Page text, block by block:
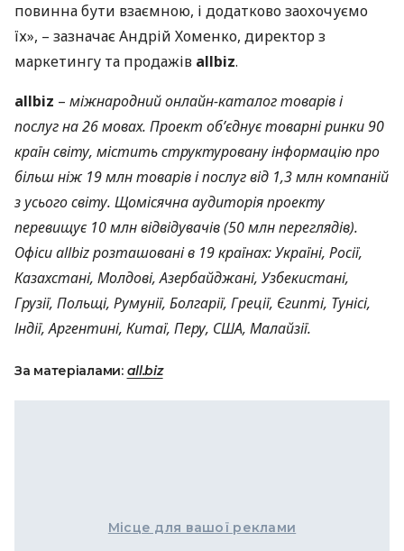
повинна бути взаємною, і додатково заохочуємо
їх», – зазначає Андрій Хоменко, директор з
маркетингу та продажів allbiz.
allbiz – міжнародний онлайн-каталог товарів і
послуг на 26 мовах. Проект об’єднує товарні ринки 90
країн світу, містить структуровану інформацію про
більш ніж 19 млн товарів і послуг від 1,3 млн компаній
з усього світу. Щомісячна аудиторія проекту
перевищує 10 млн відвідувачів (50 млн переглядів).
Офіси allbiz розташовані в 19 країнах: Україні, Росії,
Казахстані, Молдові, Азербайджані, Узбекистані,
Грузії, Польщі, Румунії, Болгарії, Греції, Єгипті, Тунісі,
Індії, Аргентині, Китаї, Перу, США, Малайзії.
За матеріалами: all.biz
Місце для вашої реклами